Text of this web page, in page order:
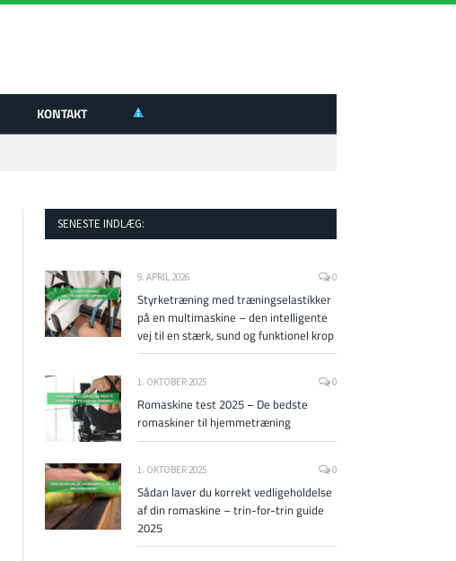
KONTAKT
SENESTE INDLÆG:
9. APRIL 2026 0
Styrketræning med træningselastikker
på en multimaskine – den intelligente
vej til en stærk, sund og funktionel krop
1. OKTOBER 2025 0
Romaskine test 2025 – De bedste
romaskiner til hjemmetræning
1. OKTOBER 2025 0
Sådan laver du korrekt vedligeholdelse
af din romaskine – trin-for-trin guide
2025